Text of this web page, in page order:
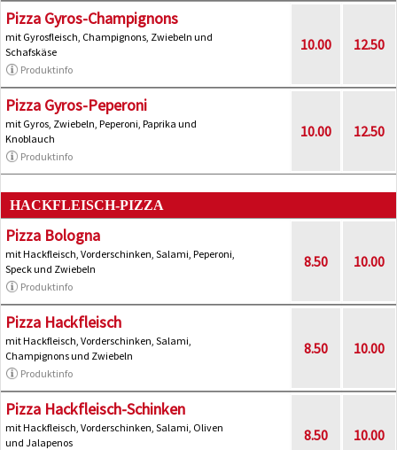
Pizza Gyros-Champignons
mit Gyrosfleisch, Champignons, Zwiebeln und
Schafskäse
Produktinfo
10.00 12.50
Pizza Gyros-Peperoni
mit Gyros, Zwiebeln, Peperoni, Paprika und
Knoblauch
Produktinfo
10.00 12.50
HACKFLEISCH-PIZZA
Pizza Bologna
mit Hackfleisch, Vorderschinken, Salami, Peperoni,
Speck und Zwiebeln
Produktinfo
8.50 10.00
Pizza Hackfleisch
mit Hackfleisch, Vorderschinken, Salami,
Champignons und Zwiebeln
Produktinfo
8.50 10.00
Pizza Hackfleisch-Schinken
mit Hackfleisch, Vorderschinken, Salami, Oliven
und Jalapenos
8.50 10.00